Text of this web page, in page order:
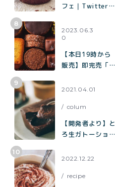
フェ｜Twitterで
題】混ぜて焼くだ
けで作れる生チョ
コみたいなクッキ
ー「濃厚チョコク
ッキー」の作り方
2023.06.3
0
【本日19時から
販売】即完売「チ
ー缶」の再販売／
「toroaのバター
が美味しいクッキ
ー缶」
2021.04.01
colum
【開発者より】と
ろ生ガトーショコ
2022.12.22
recipe